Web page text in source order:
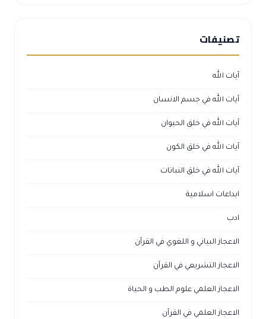
تصنيفات
آيات الله
آيات الله في جسم الانسان
آيات الله في خلق الحيوان
آيات الله في خلق الكون
آيات الله في خلق النباتات
ابداعات اسلامية
ادب
الاعجاز البياني و اللغوي في القرآن
الاعجاز التشريعي في القرآن
الاعجاز العلمي علوم الطب و الحياة
الاعجاز العلمي في القرآن